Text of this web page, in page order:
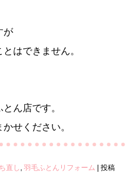
が
はできません。
ん店です。
せください。
直し , 羽毛ふとんリフォーム 投稿